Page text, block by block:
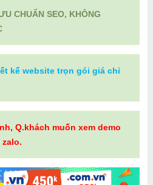
CHUẨN SEO, KHÔNG
kế website trọn gói giá chỉ
Q.khách muốn xem demo